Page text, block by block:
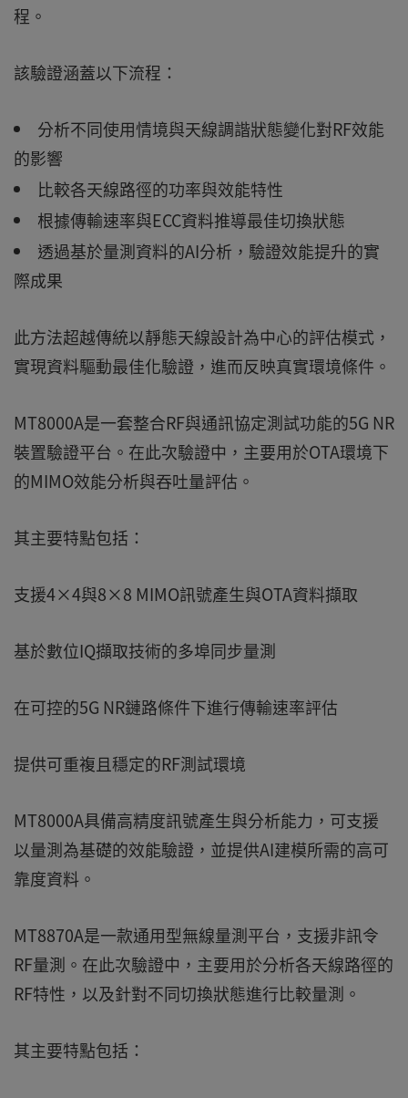
程。
該驗證涵蓋以下流程：
分析不同使用情境與天線調諧狀態變化對RF效能
的影響
比較各天線路徑的功率與效能特性
根據傳輸速率與ECC資料推導最佳切換狀態
透過基於量測資料的AI分析，驗證效能提升的實
際成果
此方法超越傳統以靜態天線設計為中心的評估模式，
實現資料驅動最佳化驗證，進而反映真實環境條件。
MT8000A是一套整合RF與通訊協定測試功能的5G NR
裝置驗證平台。在此次驗證中，主要用於OTA環境下
的MIMO效能分析與吞吐量評估。
其主要特點包括：
支援4×4與8×8 MIMO訊號產生與OTA資料擷取
基於數位IQ擷取技術的多埠同步量測
在可控的5G NR鏈路條件下進行傳輸速率評估
提供可重複且穩定的RF測試環境
MT8000A具備高精度訊號產生與分析能力，可支援
以量測為基礎的效能驗證，並提供AI建模所需的高可
靠度資料。
MT8870A是一款通用型無線量測平台，支援非訊令
RF量測。在此次驗證中，主要用於分析各天線路徑的
RF特性，以及針對不同切換狀態進行比較量測。
其主要特點包括：